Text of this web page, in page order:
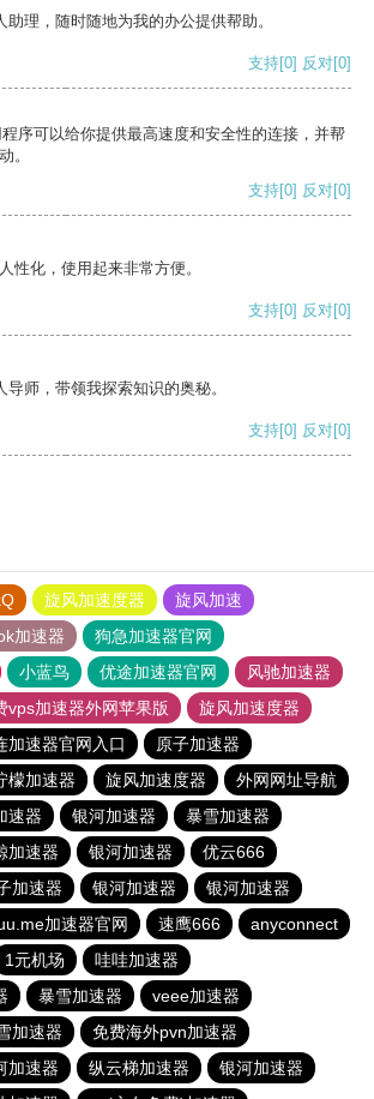
理，随时随地为我的办公提供帮助。
支持[0] 反对[0]
序可以给你提供最高速度和安全性的连接，并帮
。
支持[0] 反对[0]
性化，使用起来非常方便。
支持[0] 反对[0]
师，带领我探索知识的奥秘。
支持[0] 反对[0]
旋风加速度器
旋风加速
加速器
狗急加速器官网
小蓝鸟 优途加速器官网
风驰加速器
vps加速器外网苹果版
旋风加速度器
加速器官网入口
原子加速器
檬加速器 旋风加速度器
外网网址导航
速器 银河加速器
暴雪加速器
加速器 银河加速器
优云666
加速器 银河加速器
银河加速器
加速器官网 速鹰666
anyconnect
1元机场
哇哇加速器
暴雪加速器
veee加速器
加速器
免费海外pvn加速器
加速器 纵云梯加速器
银河加速器